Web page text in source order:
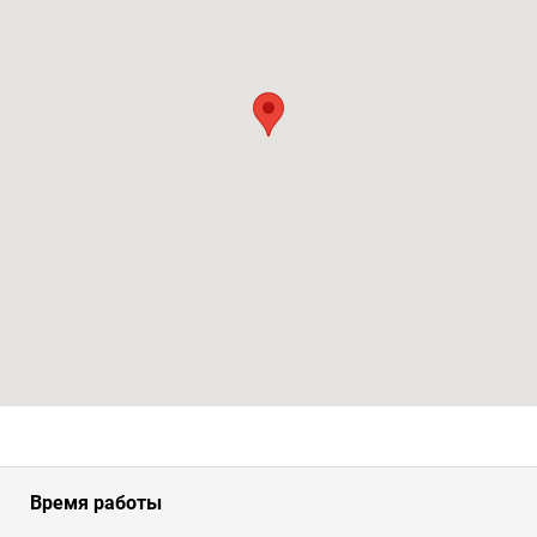
Время работы